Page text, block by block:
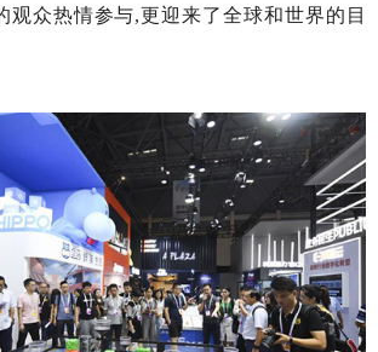
观众热情参与,更迎来了全球和世界的目